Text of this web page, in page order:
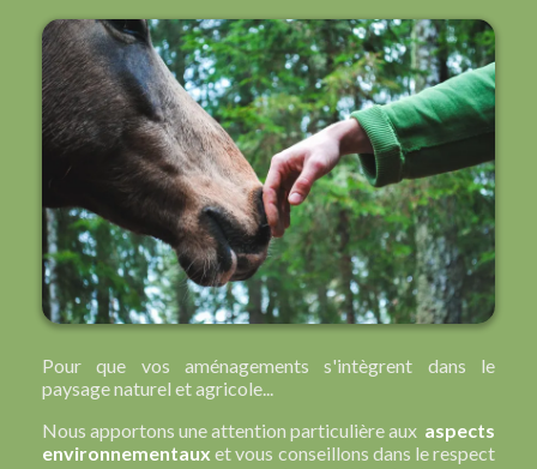
Pour que vos aménagements s'intègrent dans le
paysage naturel et agricole...
Nous apportons une attention particulière aux aspects
environnementaux et vous conseillons dans le respect